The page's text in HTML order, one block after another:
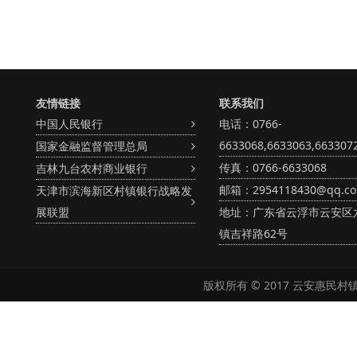
友情链接
中国人民银行
国家金融监督管理总局
吉林九台农村商业银行
天津市滨海新区村镇银行战略发
展联盟
联系我们
电话：0766-
传真：0766-6633068
邮箱：
地址：广东省云浮市云安区
镇吉祥路62号
版权所有 © 2017 云安惠民村